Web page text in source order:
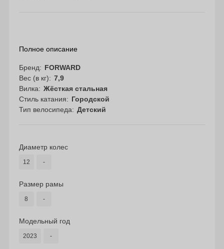
Полное описание
Бренд
FORWARD
Вес (в кг)
7,9
Вилка
Жёсткая стальная
Стиль катания
Городской
Тип велосипеда
Детский
Диаметр колес
12 -
Размер рамы
8 -
Модельный год
2023 -